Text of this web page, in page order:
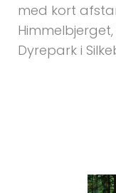
med kort
Dyrepark i